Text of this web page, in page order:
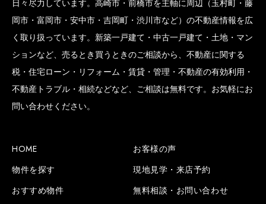
日々尽力しています。高崎市・前橋市を主軸に周辺（玉村町・藤
岡市・富岡市・安中市・吉岡町・渋川市など）の不動産情報を広
く取り扱っています。新築一戸建て・中古一戸建て・土地・マン
ションなど、売るとき買うときのご相談から、不動産に関する
税・住宅ローン・リフォーム・賃貸・管理・不動産の有効利用・
不動産トラブル・相続などなど、ご相談は無料です。お気軽にお
問い合わせください。
HOME
物件を探す
おすすめ物件
お客様の声
現地見学・来店予約
無料相談・お問い合わせ